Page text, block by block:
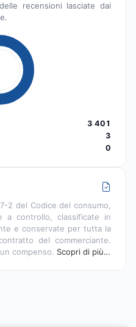
recensioni lasciate dai
3 401
3
0
2 del Codice del consumo,
a controllo, classificate in
e conservate per tutta la
del commerciante.
compenso. Scopri di più…